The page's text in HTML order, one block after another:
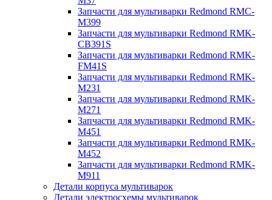
Запчасти для мультиварки Redmond RMC-
M399
Запчасти для мультиварки Redmond RMK-
CB391S
Запчасти для мультиварки Redmond RMK-
FM41S
Запчасти для мультиварки Redmond RMK-
M231
Запчасти для мультиварки Redmond RMK-
M271
Запчасти для мультиварки Redmond RMK-
M451
Запчасти для мультиварки Redmond RMK-
M452
Запчасти для мультиварки Redmond RMK-
M911
Детали корпуса мультиварок
Детали электросхемы мультиварок